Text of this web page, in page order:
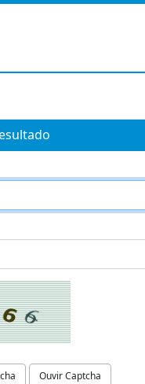
Ouvir Captcha